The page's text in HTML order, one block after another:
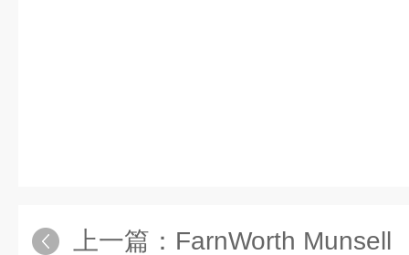
上一篇： FarnWorth Munsell （FM）